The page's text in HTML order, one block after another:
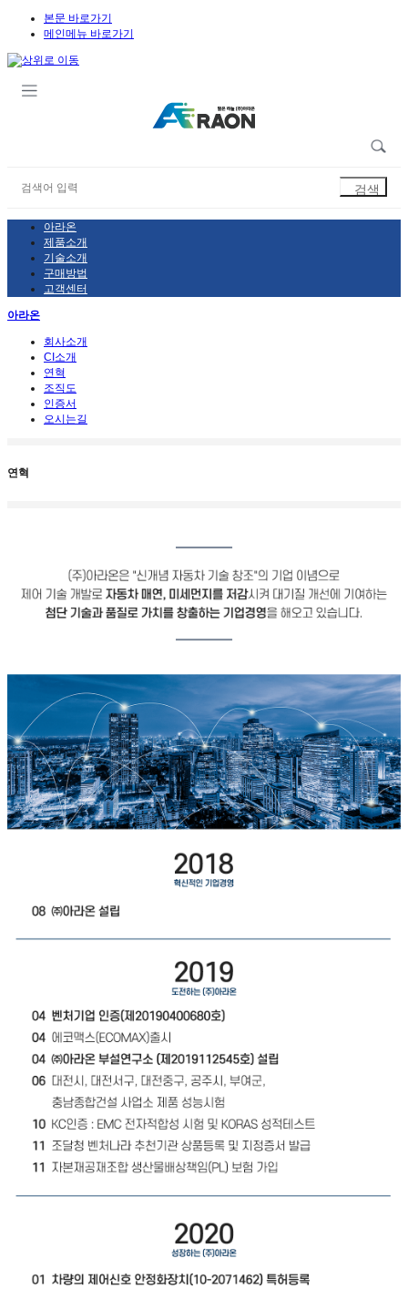
본문 바로가기
메인메뉴 바로가기
아라온
제품소개
기술소개
구매방법
고객센터
아라온
회사소개
CI소개
연혁
조직도
인증서
오시는길
연혁